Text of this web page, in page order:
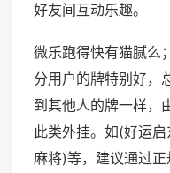
好友间互动乐趣。
微乐跑得快有猫腻么
分用户的牌特别好，
到其他人的牌一样，
此类外挂。如(好运
麻将)等，建议通过正